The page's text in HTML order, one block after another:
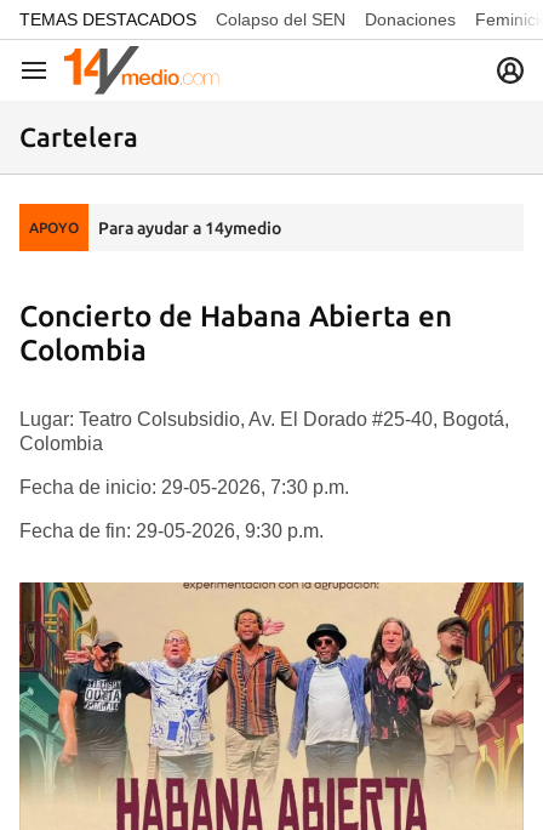
common.go-to-content
TEMAS DESTACADOS Colapso del SEN Donaciones
Navegación
Cartelera
APOYO Para ayudar a 14ymedio
Concierto de Habana Abierta en
Colombia
Lugar: Teatro Colsubsidio, Av. El Dorado #25-40, Bogotá,
Colombia
Fecha de inicio: 29-05-2026, 7:30 p.m.
Fecha de fin: 29-05-2026, 9:30 p.m.